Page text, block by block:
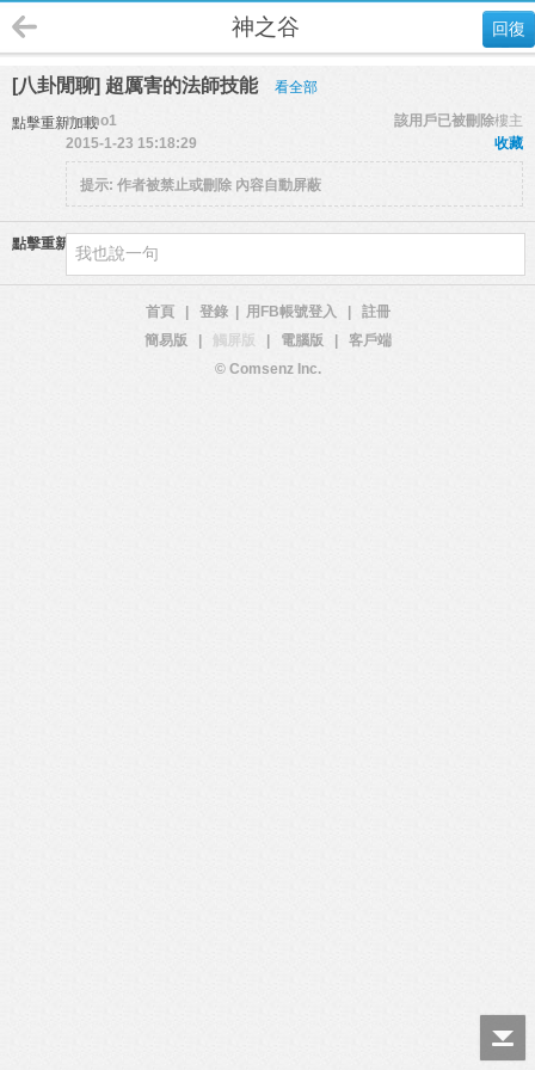
回復
神之谷
[八卦閒聊] 超厲害的法師技能 看全部
點擊重新加載 樓主
momo1
該用戶已被刪除
收藏
2015-1-23 15:18:29
提示: 作者被禁止或刪除 內容自動屏蔽
點擊重新加載
首頁 登錄 用FB帳號登入
註冊
簡易版
觸屏版 電腦版
客戶端
© Comsenz Inc.